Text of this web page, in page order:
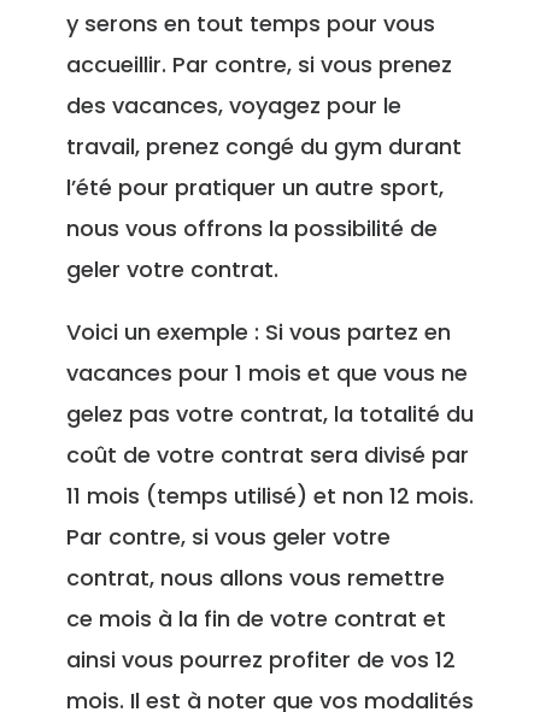
y serons en tout temps pour vous
accueillir. Par contre, si vous prenez
des vacances, voyagez pour le
travail, prenez congé du gym durant
l’été pour pratiquer un autre sport,
nous vous offrons la possibilité de
geler votre contrat.
Voici un exemple : Si vous partez en
vacances pour 1 mois et que vous ne
gelez pas votre contrat, la totalité du
coût de votre contrat sera divisé par
11 mois (temps utilisé) et non 12 mois.
Par contre, si vous geler votre
contrat, nous allons vous remettre
ce mois à la fin de votre contrat et
ainsi vous pourrez profiter de vos 12
mois. Il est à noter que vos modalités